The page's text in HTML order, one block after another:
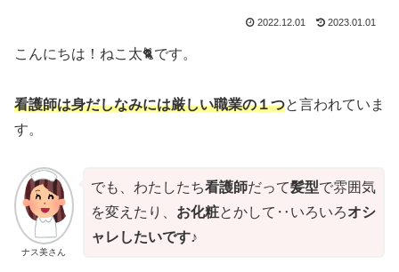
2022.12.01 2023.01.01
こんにちは！ねこ太🐈です。
看護師は身だしなみには厳しい職業の１つと言われていま
す。
ナス美さん
でも、わたしたち看護師だって髪型で雰囲気
を変えたり、 お化粧とかして‥いろいろオシ
ャレしたいです♪